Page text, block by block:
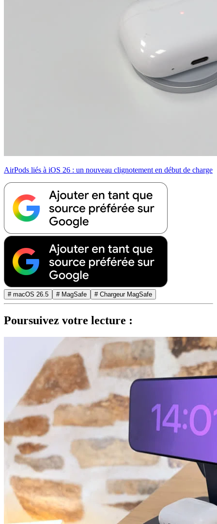
AirPods liés à iOS 26 : un nouveau clignotement en début de charge
# macOS 26.5 # MagSafe # Chargeur MagSafe
Poursuivez votre lecture :